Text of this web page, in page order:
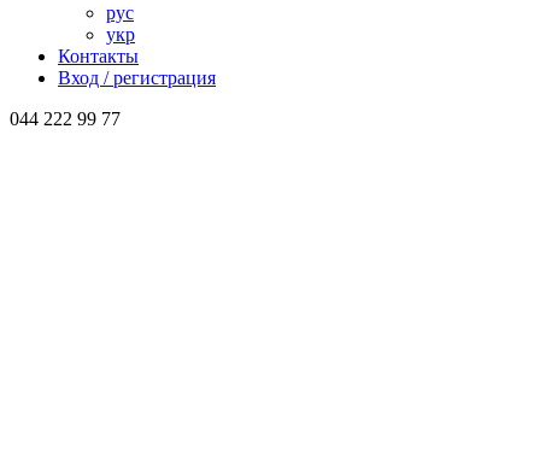
рус
укр
Контакты
Вход / регистрация
044 222 99 77